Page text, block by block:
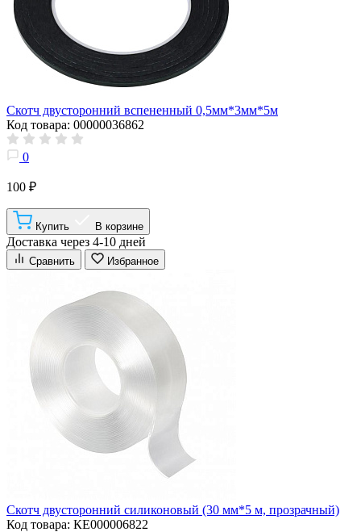
Скотч двусторонний вспененный 0,5мм*3мм*5м
Код товара: 00000036862
0
100 ₽
Купить В корзине
Доставка через 4-10 дней
Сравнить Избранное
Скотч двусторонний силиконовый (30 мм*5 м, прозрачный)
Код товара: КЕ000006822